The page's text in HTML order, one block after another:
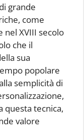
grande
come
nel XVIII secolo
che il
sua
popolare
semplicità di
questa tecnica,
valore